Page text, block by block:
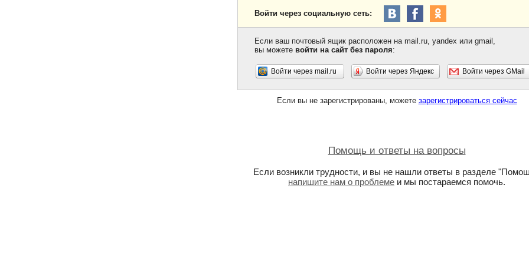
Войти через социальную сеть:
Если ваш почтовый ящик расположен на mail.ru, yandex или gmail,
вы можете войти на сайт без пароля:
Войти через mail.ru Войти через Яндекс Войти через GMail
Если вы не зарегистрированы, можете зарегистрироваться сейчас
Помощь и ответы на вопросы
Если возникли трудности, и вы не нашли ответы в разделе
напишите нам о проблеме и мы постараемся помочь.